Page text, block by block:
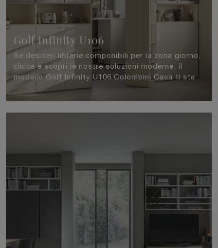
Golf Infinity U106
Se desideri librerie componibili per la zona giorno,
clicca e scopri le nostre soluzioni moderne: il
modello Golf Infinity U106 Colombini Casa ti sta